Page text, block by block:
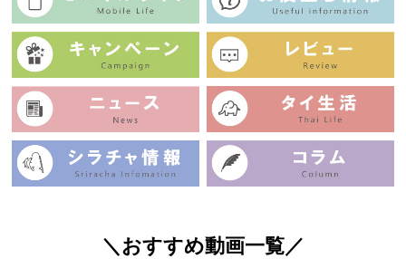
＼おすすめ動画一覧／